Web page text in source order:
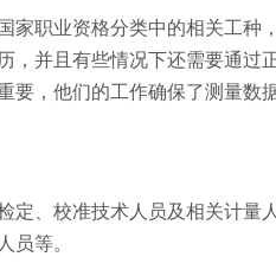
职业资格分类中的相关工种
并且有些情况下还需要通过
，他们的工作确保了测量数
、校准技术人员及相关计量
员等。